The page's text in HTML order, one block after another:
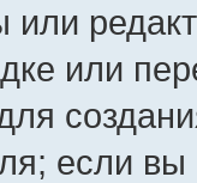
или
или
если